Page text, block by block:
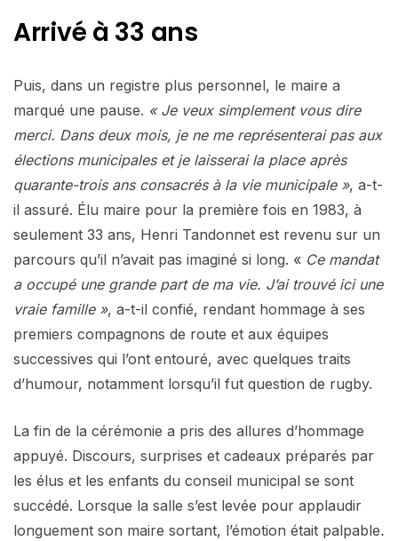
Arrivé à 33 ans
Puis, dans un registre plus personnel, le maire a
marqué une pause. « Je veux simplement vous dire
merci. Dans deux mois, je ne me représenterai pas aux
élections municipales et je laisserai la place après
quarante-trois ans consacrés à la vie municipale », a-t-
il assuré. Élu maire pour la première fois en 1983, à
seulement 33 ans, Henri Tandonnet est revenu sur un
parcours qu’il n’avait pas imaginé si long. « Ce mandat
a occupé une grande part de ma vie. J’ai trouvé ici une
vraie famille », a-t-il confié, rendant hommage à ses
premiers compagnons de route et aux équipes
successives qui l’ont entouré, avec quelques traits
d’humour, notamment lorsqu’il fut question de rugby.
La fin de la cérémonie a pris des allures d’hommage
appuyé. Discours, surprises et cadeaux préparés par
les élus et les enfants du conseil municipal se sont
succédé. Lorsque la salle s’est levée pour applaudir
longuement son maire sortant, l’émotion était palpable.